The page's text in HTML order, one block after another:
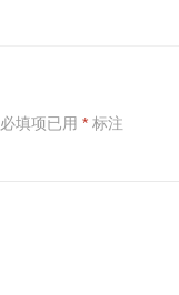
必填项已用 *标注